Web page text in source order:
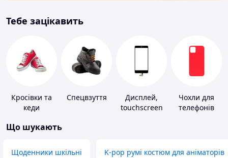
Тебе зацікавить
Кросівки та
кеди
Спецвзуття
Дисплей,
touchscreen
Чохли для
телефонів
Що шукають
Щоденники шкільні K-pop румі костюм для аніматорів